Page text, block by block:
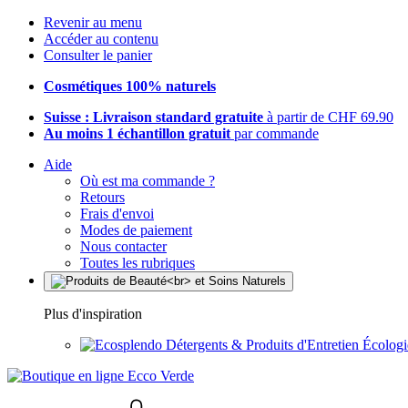
Revenir au menu
Accéder au contenu
Consulter le panier
Cosmétiques 100% naturels
Suisse : Livraison standard gratuite à partir de CHF 69.90
Au moins 1 échantillon gratuit par commande
Aide
Où est ma commande ?
Retours
Frais d'envoi
Modes de paiement
Nous contacter
Toutes les rubriques
Plus d'inspiration
Détergents & Produits d'Entretien